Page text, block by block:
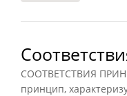
СООТВЕТСТВИЯ
принцип,